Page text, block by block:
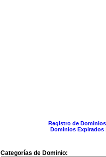
Registro de Dominios
Dominios Expirados
Categorías de Dominio: